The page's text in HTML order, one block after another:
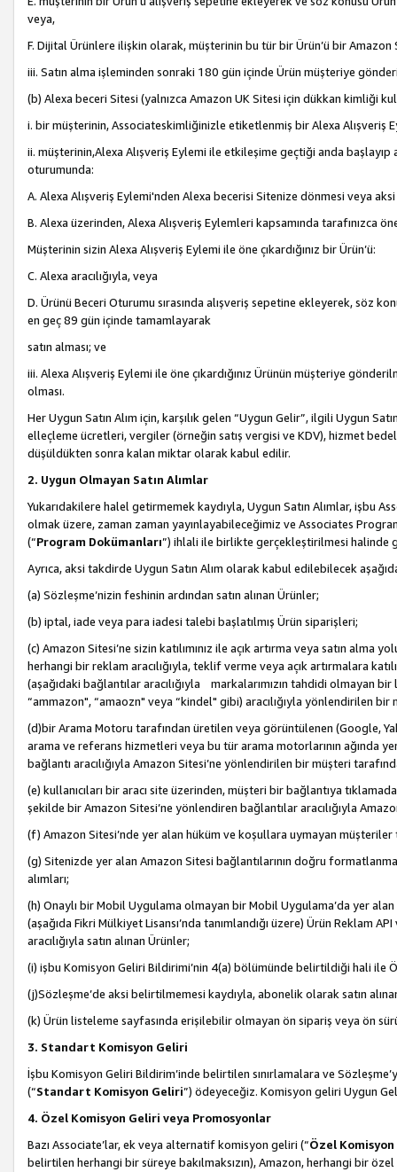
veya,
F. Dijital Ürünlere ilişkin olarak, müşterinin bu tür bir Ürün’ü bir Amazon
iii. Satın alma işleminden sonraki 180 gün içinde Ürün müşteriye
(b) Alexa beceri Sitesi (yalnızca Amazon UK Sitesi için dükkan kimliği
i. bir müşterinin, Associateskimliğinizle etiketlenmiş bir Alexa Alışveriş
ii. müşterinin,Alexa Alışveriş Eylemi ile etkileşime geçtiği anda
oturumunda:
A. Alexa Alışveriş Eylemi'nden Alexa becerisi Sitenize dönmesi veya
B. Alexa üzerinden, Alexa Alışveriş Eylemleri kapsamında tarafınızca
Müşterinin sizin Alexa Alışveriş Eylemi ile öne çıkardığınız bir Ürün’ü:
C. Alexa aracılığıyla, veya
D. Ürünü Beceri Oturumu sırasında alışveriş sepetine ekleyerek, söz
en geç 89 gün içinde tamamlayarak
satın alması; ve
iii. Alexa Alışveriş Eylemi ile öne çıkardığınız Ürünün müşteriye
olması.
Her Uygun Satın Alım için, karşılık gelen “Uygun Gelir”, ilgili Uygun
elleçleme ücretleri, vergiler (örneğin satış vergisi ve KDV), hizmet
düşüldükten sonra kalan miktar olarak kabul edilir.
2. Uygun Olmayan Satın Alımlar
Yukarıdakilere halel getirmemek kaydıyla, Uygun Satın Alımlar, işbu
olmak üzere, zaman zaman yayınlayabileceğimiz ve Associates
(“Program Dokümanları”) ihlali ile birlikte gerçekleştirilmesi halinde
Ayrıca, aksi takdirde Uygun Satın Alım olarak kabul edilebilecek
(a) Sözleşme’nizin feshinin ardından satın alınan Ürünler;
(b) iptal, iade veya para iadesi talebi başlatılmış Ürün siparişleri;
(c) Amazon Sitesi’ne sizin katılımınız ile açık artırma veya satın alma
herhangi bir reklam aracılığıyla, teklif verme veya açık artırmalara
(aşağıdaki bağlantılar aracılığıyla markalarımızın tahdidi olmayan
“ammazon", “amaozn" veya “kindel" gibi) aracılığıyla yönlendirilen
(d)bir Arama Motoru tarafından üretilen veya görüntülenen (Google,
arama ve referans hizmetleri veya bu tür arama motorlarının ağında
bağlantı aracılığıyla Amazon Sitesi’ne yönlendirilen bir müşteri
(e) kullanıcıları bir aracı site üzerinden, müşteri bir bağlantıya
şekilde bir Amazon Sitesi’ne yönlendiren bağlantılar aracılığıyla
(f) Amazon Sitesi’nde yer alan hüküm ve koşullara uymayan müşteriler
(g) Sitenizde yer alan Amazon Sitesi bağlantılarının doğru
alımları;
(h) Onaylı bir Mobil Uygulama olmayan bir Mobil Uygulama’da yer
(aşağıda Fikri Mülkiyet Lisansı’nda tanımlandığı üzere) Ürün Reklam
aracılığıyla satın alınan Ürünler;
(i) işbu Komisyon Geliri Bildirimi’nin 4(a) bölümünde belirtildiği hali ile
(j)Sözleşme’de aksi belirtilmemesi kaydıyla, abonelik olarak satın
(k) Ürün listeleme sayfasında erişilebilir olmayan ön sipariş veya ön
3. Standart Komisyon Geliri
İşbu Komisyon Geliri Bildirim’inde belirtilen sınırlamalara ve
(“Standart Komisyon Geliri”) ödeyeceğiz. Komisyon geliri Uygun
4. Özel Komisyon Geliri veya Promosyonlar
Bazı Associate’lar, ek veya alternatif komisyon geliri (“Özel
belirtilen herhangi bir süreye bakılmaksızın), Amazon, herhangi bir